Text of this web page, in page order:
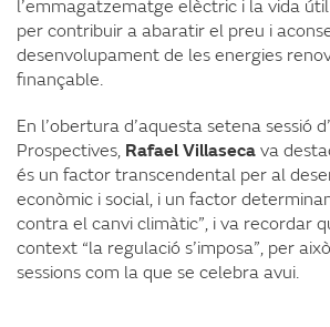
l’emmagatzematge elèctric i la vida
per contribuir a abaratir el preu i
desenvolupament de les energies
finançable.
En l’obertura d’aquesta setena sessió
Prospectives, Rafael Villaseca va
és un factor transcendental per al
econòmic i social, i un factor
contra el canvi climàtic”, i va recordar
context “la regulació s’imposa”, per
sessions com la que se celebra avui.